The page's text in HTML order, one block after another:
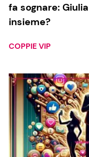
fa sognare:
insieme?
COPPIE VIP